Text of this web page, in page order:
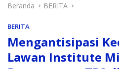
Beranda BERITA
BERITA
Mengantisipasi
Lawan Institute